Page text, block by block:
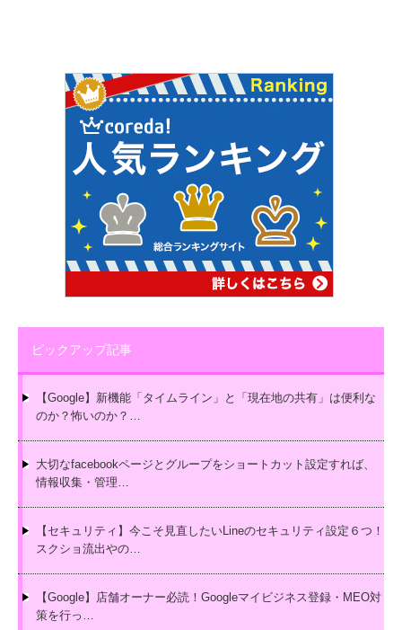
ピックアップ記事
【Google】新機能「タイムライン」と「現在地の共有」は便利な
のか？怖いのか？…
大切なfacebookページとグループをショートカット設定すれば、
情報収集・管理…
【セキュリティ】今こそ見直したいLineのセキュリティ設定６つ！
スクショ流出やの…
【Google】店舗オーナー必読！Googleマイビジネス登録・MEO対
策を行っ…